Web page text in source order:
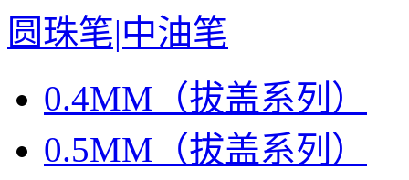
圆珠笔|中油笔
0.4MM（拔盖系列）
0.5MM（拔盖系列）